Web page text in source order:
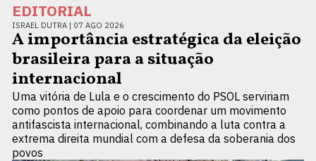
EDITORIAL
ISRAEL DUTRA | 07 AGO 2026
A importância estratégica da eleição
brasileira para a situação
internacional
Uma vitória de Lula e o crescimento do PSOL serviriam
como pontos de apoio para coordenar um movimento
antifascista internacional, combinando a luta contra a
extrema direita mundial com a defesa da soberania dos
povos